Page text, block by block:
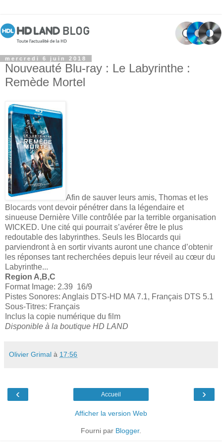
mercredi 6 juin 2018
Nouveauté Blu-ray : Le Labyrinthe :
Remède Mortel
Afin de sauver leurs amis, Thomas et les
Blocards vont devoir pénétrer dans la légendaire et
sinueuse Dernière Ville contrôlée par la terrible organisation
WICKED. Une cité qui pourrait s’avérer être le plus
redoutable des labyrinthes. Seuls les Blocards qui
parviendront à en sortir vivants auront une chance d’obtenir
les réponses tant recherchées depuis leur réveil au cœur du
Labyrinthe...
Region A,B,C
Format Image: 2.39 16/9
Pistes Sonores: Anglais DTS-HD MA 7.1, Français DTS 5.1
Sous-Titres: Français
Inclus la copie numérique du film
Disponible à la boutique HD LAND
Olivier Grimal à 17:56
‹ ›
Accueil
Afficher la version Web
Fourni par Blogger.